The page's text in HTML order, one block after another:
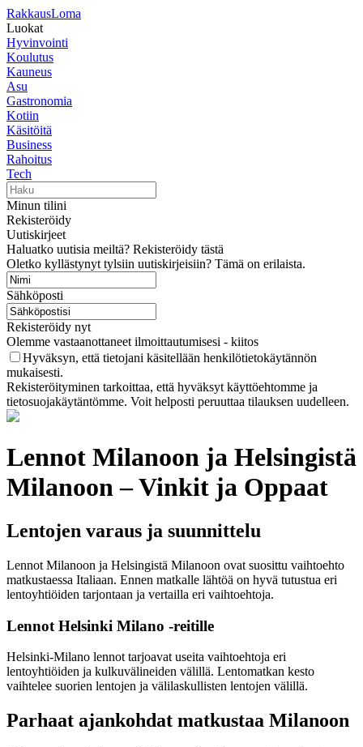
RakkausLoma
Luokat
Hyvinvointi
Koulutus
Kauneus
Asu
Gastronomia
Kotiin
Käsitöitä
Business
Rahoitus
Tech
Minun tilini
Rekisteröidy
Uutiskirjeet
Haluatko uutisia meiltä? Rekisteröidy tästä
Oletko kyllästynyt tylsiin uutiskirjeisiin? Tämä on erilaista.
Sähköposti
Rekisteröidy nyt
Olemme vastaanottaneet ilmoittautumisesi - kiitos
Hyväksyn, että tietojani käsitellään henkilötietokäytännön
mukaisesti.
Rekisteröityminen tarkoittaa, että hyväksyt käyttöehtomme ja
tietosuojakäytäntömme. Voit helposti peruuttaa tilauksen uudelleen.
Lennot Milanoon ja Helsingistä
Milanoon – Vinkit ja Oppaat
Lentojen varaus ja suunnittelu
Lennot Milanoon ja Helsingistä Milanoon ovat suosittu vaihtoehto
matkustaessa Italiaan. Ennen matkalle lähtöä on hyvä tutustua eri
lentoyhtiöiden tarjontaan ja vertailla eri vaihtoehtoja.
Lennot Helsinki Milano -reitille
Helsinki-Milano lennot tarjoavat useita vaihtoehtoja eri
lentoyhtiöiden ja kulkuvälineiden välillä. Lentomatkan kesto
vaihtelee suorien lentojen ja välilaskullisten lentojen välillä.
Parhaat ajankohdat matkustaa Milanoon